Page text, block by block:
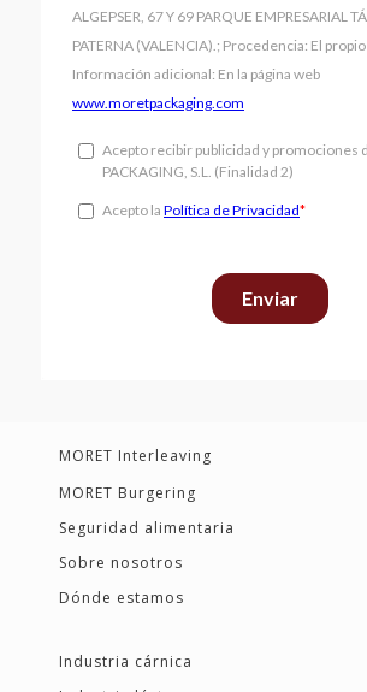
MORET Interleaving
MORET Burgering
Seguridad alimentaria
Sobre nosotros
Dónde estamos
Industria cárnica